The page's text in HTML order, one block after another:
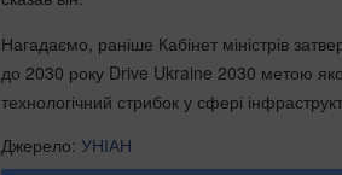
Нагадаємо, раніше Кабінет міністрів
до 2030 року Drive Ukraine 2030 метою якої
технологічний стрибок у сфері
Джерело: УНІАН